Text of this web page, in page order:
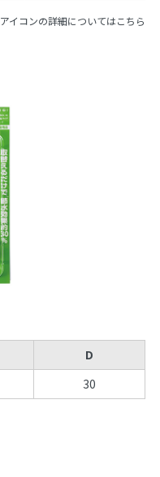
アイコンの詳細についてはこちら
D
30